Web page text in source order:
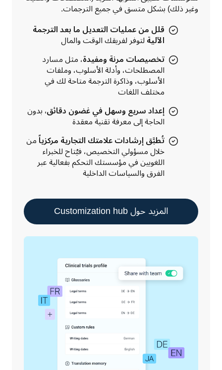
وغير ذلك) بشكل متسق في جميع الترجمات.
قلل من عمليات التعديل ما بعد الترجمة
الآليةلتوفر لفريقك الوقت والمال
تخصيصات مرنة ومفيدة، مثل مسارد
المصطلحات، وأدلة الأسلوب، وملفات
الأسلوب، وذاكرة الترجمة متاحة لك في
مختلف اللغات
إعداد سريع وسهل في غضون دقائق،بدون
الحاجة إلى معرفة تقنية معقدة
تُطبَّق إرشادات علامتك التجارية مركزياًمن
خلال مسؤولي التخصيص، فيُتاح للخبراء
اللغويين في مؤسستك التحكم بفعالية عبر
الفرق والسياسات الداخلية
المزيد حول Customization hub